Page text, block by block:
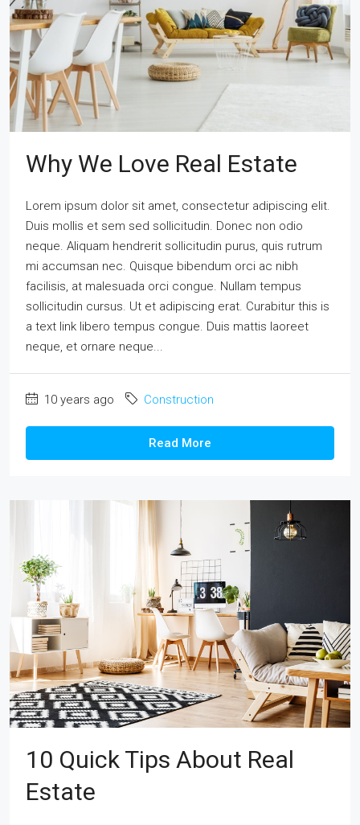
Why We Love Real Estate
Lorem ipsum dolor sit amet, consectetur adipiscing elit.
Duis mollis et sem sed sollicitudin. Donec non odio
neque. Aliquam hendrerit sollicitudin purus, quis rutrum
mi accumsan nec. Quisque bibendum orci ac nibh
facilisis, at malesuada orci congue. Nullam tempus
sollicitudin cursus. Ut et adipiscing erat. Curabitur this is
a text link libero tempus congue. Duis mattis laoreet
neque, et ornare neque...
10 years ago Construction
Read More
10 Quick Tips About Real
Estate